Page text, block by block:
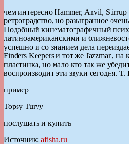
чем интересно Hammer, Anvil,
ретроградство, но разыгранное
Подобный кинематографичный
латиноамериканскими и
успешно и со знанием дела
Finders Keepers и тот же Jazzman, на
пластинка, но мало кто так же
воспроизводит эти звуки сегодня. Т.
пример
Topsy Turvy
послушать и купить
Источник: afisha.ru